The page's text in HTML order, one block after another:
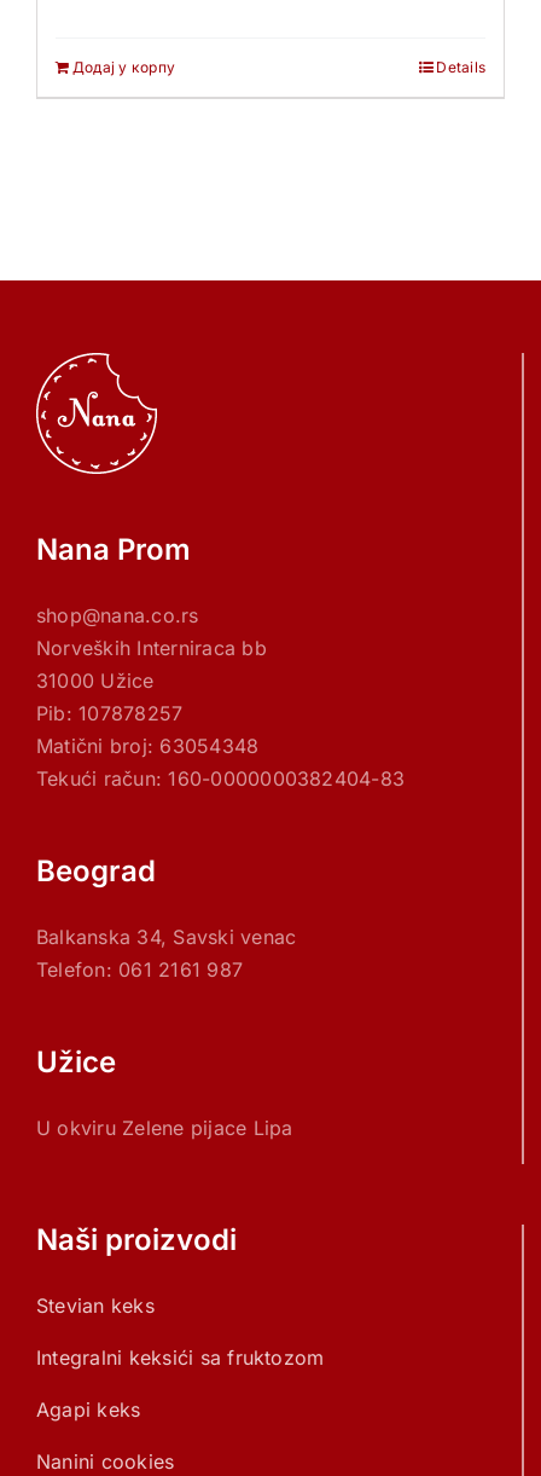
Додај у корпу Details
Nana Prom
shop@nana.co.rs
Norveških Interniraca bb
31000 Užice
Pib: 107878257
Matični broj: 63054348
Tekući račun: 160-0000000382404-83
Beograd
Balkanska 34, Savski venac
Telefon: 061 2161 987
Užice
U okviru Zelene pijace Lipa
Naši proizvodi
Stevian keks
Integralni keksići sa fruktozom
Agapi keks
Nanini cookies